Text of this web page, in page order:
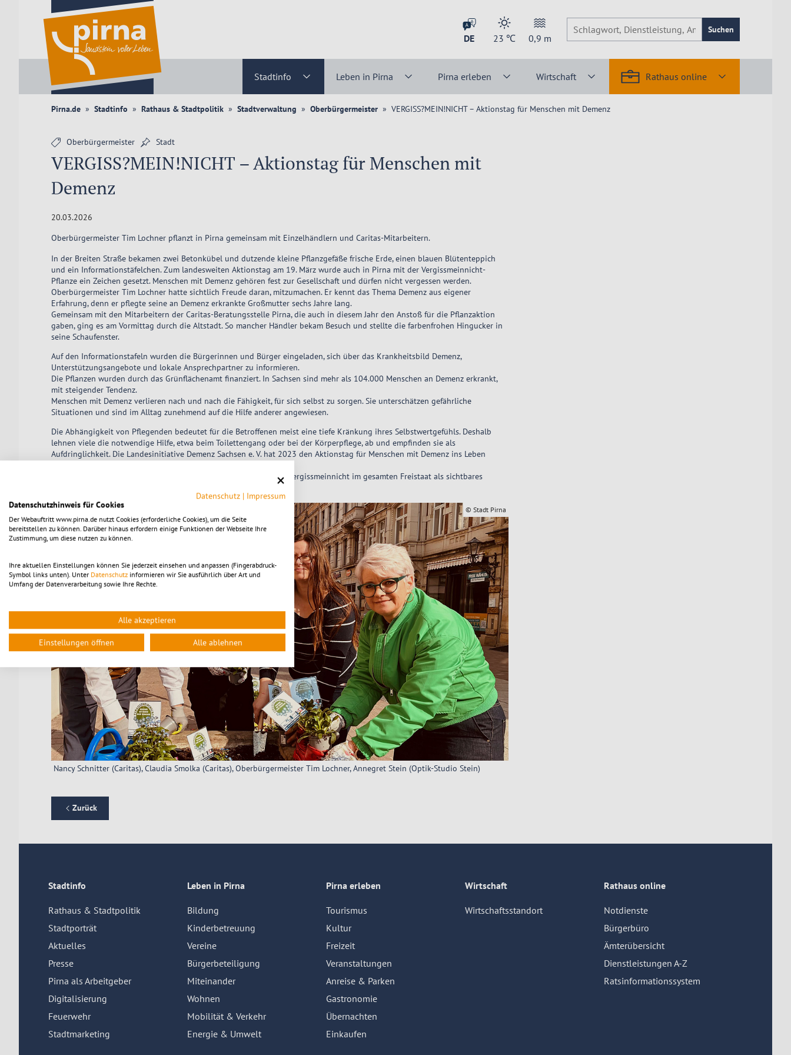
DE 23 ℃ 0,9 m
Suchen
Stadtinfo Leben in Pirna Pirna erleben Wirtschaft Rathaus online
Pirna.de Stadtinfo Rathaus & Stadtpolitik Stadtverwaltung Oberbürgermeister VERGISS?MEIN!NICHT – Aktionstag für Menschen mit Demenz
Oberbürgermeister Stadt
VERGISS?MEIN!NICHT – Aktionstag für Menschen mit
Demenz
20.03.2026
Oberbürgermeister Tim Lochner pflanzt in Pirna gemeinsam mit Einzelhändlern und Caritas-Mitarbeitern.
In der Breiten Straße bekamen zwei Betonkübel und dutzende kleine Pflanzgefäße frische Erde, einen blauen Blütenteppich
und ein Informationstäfelchen. Zum landesweiten Aktionstag am 19. März wurde auch in Pirna mit der Vergissmeinnicht-
Pflanze ein Zeichen gesetzt. Menschen mit Demenz gehören fest zur Gesellschaft und dürfen nicht vergessen werden.
Oberbürgermeister Tim Lochner hatte sichtlich Freude daran, mitzumachen. Er kennt das Thema Demenz aus eigener
Erfahrung, denn er pflegte seine an Demenz erkrankte Großmutter sechs Jahre lang.
Gemeinsam mit den Mitarbeitern der Caritas-Beratungsstelle Pirna, die auch in diesem Jahr den Anstoß für die Pflanzaktion
gaben, ging es am Vormittag durch die Altstadt. So mancher Händler bekam Besuch und stellte die farbenfrohen Hingucker in
seine Schaufenster.
Auf den Informationstafeln wurden die Bürgerinnen und Bürger eingeladen, sich über das Krankheitsbild Demenz,
Unterstützungsangebote und lokale Ansprechpartner zu informieren.
Die Pflanzen wurden durch das Grünflächenamt finanziert. In Sachsen sind mehr als 104.000 Menschen an Demenz erkrankt,
mit steigender Tendenz.
Menschen mit Demenz verlieren nach und nach die Fähigkeit, für sich selbst zu sorgen. Sie unterschätzen gefährliche
Situationen und sind im Alltag zunehmend auf die Hilfe anderer angewiesen.
Die Abhängigkeit von Pflegenden bedeutet für die Betroffenen meist eine tiefe Kränkung ihres Selbstwertgefühls. Deshalb
lehnen viele die notwendige Hilfe, etwa beim Toilettengang oder bei der Körperpflege, ab und empfinden sie als
Aufdringlichkeit. Die Landesinitiative Demenz Sachsen e. V. hat 2023 den Aktionstag für Menschen mit Demenz ins Leben
Seitdem wächst die Beteiligung Jahr für Jahr – inzwischen blühen Vergissmeinnicht im gesamten Freistaat als sichtbares
© Stadt Pirna
Nancy Schnitter (Caritas), Claudia Smolka (Caritas), Oberbürgermeister Tim Lochner, Annegret Stein (Optik-Studio Stein)
Zurück
Stadtinfo
Rathaus & Stadtpolitik
Stadtporträt
Aktuelles
Presse
Pirna als Arbeitgeber
Digitalisierung
Feuerwehr
Stadtmarketing
Leben in Pirna
Bildung
Kinderbetreuung
Vereine
Bürgerbeteiligung
Miteinander
Wohnen
Mobilität & Verkehr
Energie & Umwelt
Pirna erleben
Tourismus
Kultur
Freizeit
Veranstaltungen
Anreise & Parken
Gastronomie
Übernachten
Einkaufen
Wirtschaft
Wirtschaftsstandort
Rathaus online
Notdienste
Bürgerbüro
Ämterübersicht
Dienstleistungen A-Z
Ratsinformationssystem
Datenschutz | Impressum
Datenschutzhinweis für Cookies
Der Webauftritt www.pirna.de nutzt Cookies (erforderliche Cookies), um die Seite
bereitstellen zu können. Darüber hinaus erfordern einige Funktionen der Webseite Ihre
Zustimmung, um diese nutzen zu können.
Ihre aktuellen Einstellungen können Sie jederzeit einsehen und anpassen (Fingerabdruck-
Symbol links unten). Unter Datenschutz informieren wir Sie ausführlich über Art und
Umfang der Datenverarbeitung sowie Ihre Rechte.
Alle akzeptieren
Einstellungen öffnen Alle ablehnen